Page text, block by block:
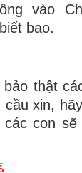
vào
bao.
bảo thật
xin,
con sẽ